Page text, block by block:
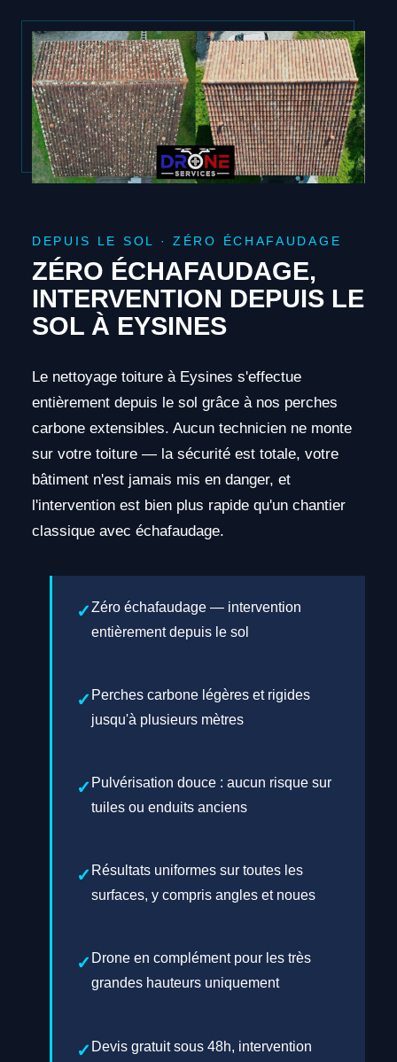
DEPUIS LE SOL · ZÉRO ÉCHAFAUDAGE
ZÉRO ÉCHAFAUDAGE,
INTERVENTION DEPUIS LE
SOL À EYSINES
Le nettoyage toiture à Eysines s'effectue
entièrement depuis le sol grâce à nos perches
carbone extensibles. Aucun technicien ne monte
sur votre toiture — la sécurité est totale, votre
bâtiment n'est jamais mis en danger, et
l'intervention est bien plus rapide qu'un chantier
classique avec échafaudage.
Zéro échafaudage — intervention
entièrement depuis le sol
Perches carbone légères et rigides
jusqu'à plusieurs mètres
Pulvérisation douce : aucun risque sur
tuiles ou enduits anciens
Résultats uniformes sur toutes les
surfaces, y compris angles et noues
Drone en complément pour les très
grandes hauteurs uniquement
Devis gratuit sous 48h, intervention